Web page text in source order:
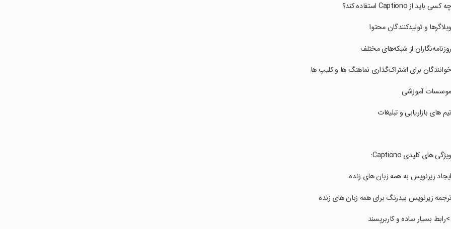
‏چه کسی باید از Captiono استفاده کند؟
‏وبلاگرها و تولیدکنندگان محتوا
‏روزنامه‌نگاران از شبکه‌های مختلف
‏خوانندگان برای اشتراک‌گذاری نماهنگ ها و کلیپ ها
‏موسسات آموزشی
‏تیم های بازاریابی و تبلیغات
‏ویژگی های کلیدی Captiono:
‏ایجاد زیرنویس به همه زبان های زنده
‏ترجمه زیرنویس بیدرنگ برای همه زبان های زنده
‏ >رابط بسیار ساده و کاربرپسند